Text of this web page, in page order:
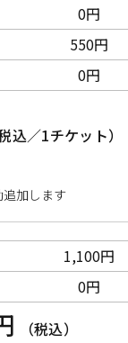
0円
550円
0円
税込／1チケット）
加します
1,100円
0円
（税込）